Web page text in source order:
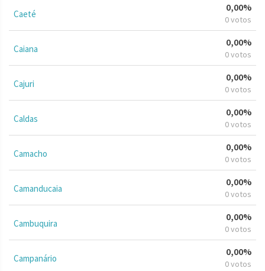
Caeté
0,00%
0 votos
Caiana
0,00%
0 votos
Cajuri
0,00%
0 votos
Caldas
0,00%
0 votos
Camacho
0,00%
0 votos
Camanducaia
0,00%
0 votos
Cambuquira
0,00%
0 votos
Campanário
0,00%
0 votos